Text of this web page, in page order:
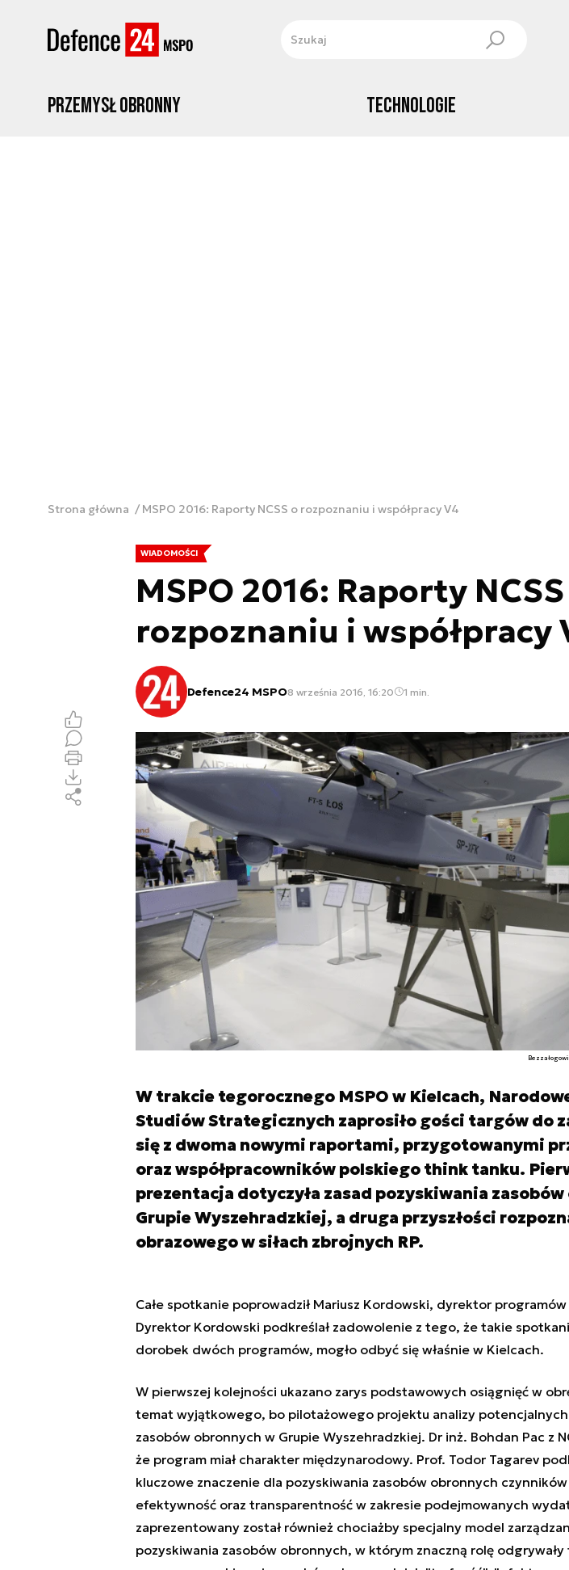
Przemysł obronny Technologie
Strona główna MSPO 2016: Raporty NCSS o rozpoznaniu i współpracy V4
WIADOMOŚCI
MSPO 2016: Raporty
rozpoznaniu i współpracy
Defence24 MSPO8 września 2016, 16:20 1 min.
W trakcie tegorocznego MSPO w Kielcach,
Studiów Strategicznych zaprosiło gości targów do
się z dwoma nowymi raportami, przygotowanymi
oraz współpracowników polskiego think tanku.
prezentacja dotyczyła zasad pozyskiwania
Grupie Wyszehradzkiej, a druga przyszłości
obrazowego w siłach zbrojnych RP.
Całe spotkanie poprowadził Mariusz Kordowski, dyrektor
Dyrektor Kordowski podkreślał zadowolenie z tego, że takie
dorobek dwóch programów, mogło odbyć się właśnie w Kielcach.
W pierwszej kolejności ukazano zarys podstawowych osiągnięć w
temat wyjątkowego, bo pilotażowego projektu analizy potencjalnych
zasobów obronnych w Grupie Wyszehradzkiej. Dr inż. Bohdan Pac z
że program miał charakter międzynarodowy. Prof. Todor Tagarev
kluczowe znaczenie dla pozyskiwania zasobów obronnych
efektywność oraz transparentność w zakresie podejmowanych
zaprezentowany został również chociażby specjalny model
pozyskiwania zasobów obronnych, w którym znaczną rolę